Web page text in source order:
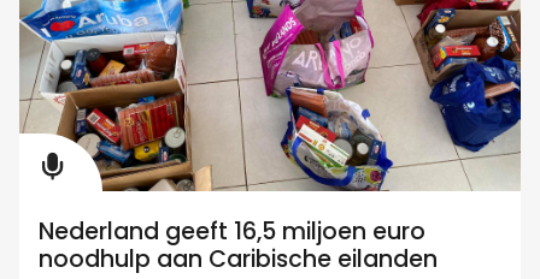
Nederland geeft 16,5 miljoen euro
noodhulp aan Caribische eilanden